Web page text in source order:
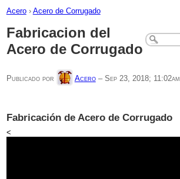
Acero › Acero de Corrugado
Fabricacion del
Acero de Corrugado
Publicado por Acero– Sep 23, 2018; 11:02am
Fabricación de Acero de Corrugado
<